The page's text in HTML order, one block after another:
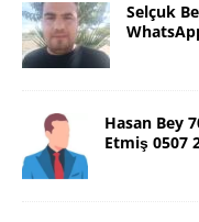
Selçuk
Hasan Bey
Etmiş 0507